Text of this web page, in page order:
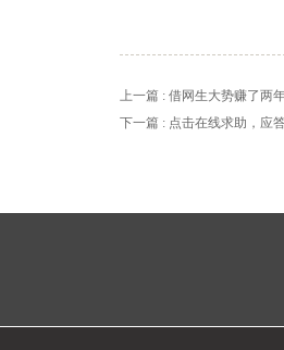
上一篇 : 借网生大势赚了两
点“慢”内容
下一篇 : 点击在线求助，应